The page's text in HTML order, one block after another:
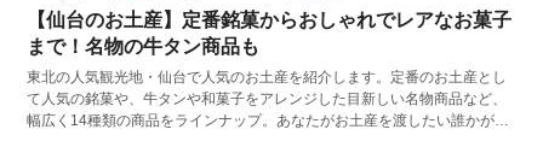
【仙台のお土産】定番銘菓からおしゃれでレアなお菓子
まで！名物の牛タン商品も
東北の人気観光地・仙台で人気のお土産を紹介します。定番のお土産とし
て人気の銘菓や、牛タンや和菓子をアレンジした目新しい名物商品など、
幅広く14種類の商品をラインナップ。あなたがお土産を渡したい誰かが、